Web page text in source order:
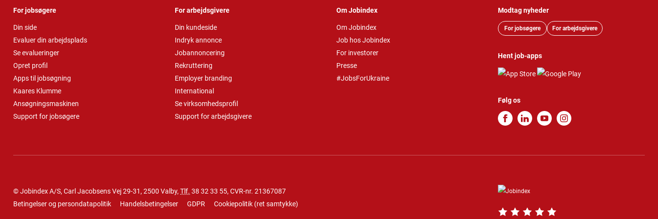
For jobsøgere
Din side
Evaluer din arbejdsplads
Se evalueringer
Opret profil
Apps til jobsøgning
Kaares Klumme
Ansøgningsmaskinen
Support for jobsøgere
For arbejdsgivere
Din kundeside
Indryk annonce
Jobannoncering
Rekruttering
Employer branding
International
Se virksomhedsprofil
Support for arbejdsgivere
Om Jobindex
Om Jobindex
Job hos Jobindex
For investorer
Presse
#JobsForUkraine
Modtag nyheder
For jobsøgere For arbejdsgivere
Hent job-apps
Følg os
© Jobindex A/S, Carl Jacobsens Vej 29-31, 2500 Valby, Tlf. 38 32 33 55, CVR-nr. 21367087
Betingelser og persondatapolitik
Handelsbetingelser GDPR Cookiepolitik (ret samtykke)